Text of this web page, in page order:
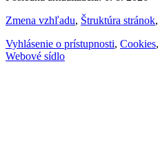
Zmena vzhľadu, Štruktúra stránok,
Vyhlásenie o prístupnosti, Cookies,
Webové sídlo